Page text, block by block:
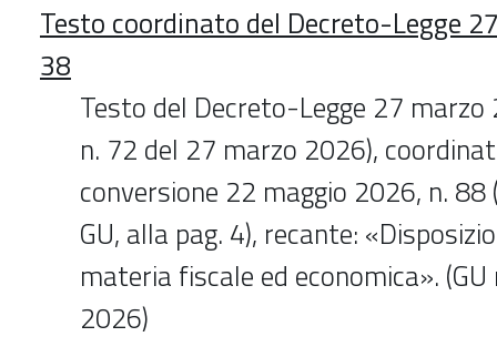
Testo coordinato del Decreto-Legge
38
Testo del Decreto-Legge 27 marzo
n. 72 del 27 marzo 2026),
conversione 22 maggio 2026, n.
GU, alla pag. 4), recante:
materia fiscale ed economica».
2026)